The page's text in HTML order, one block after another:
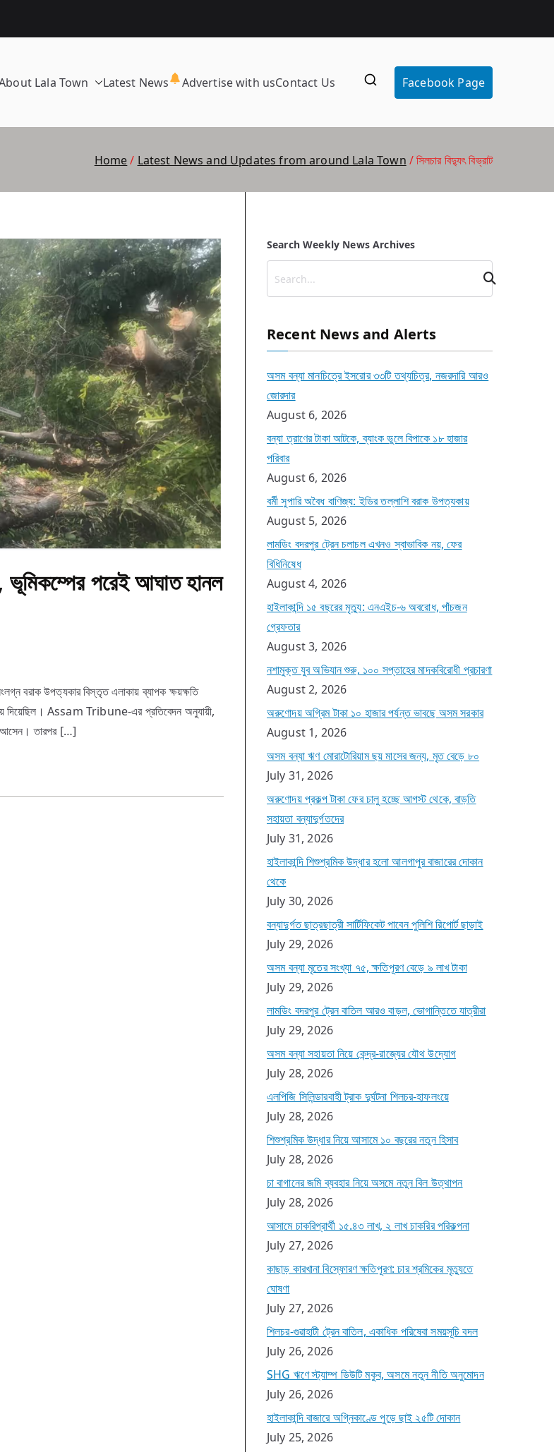
Lala Town Latest News Advertise with usContact Us Facebook Page
Home Latest News and Updates from around Lala Town সিলচার বিদ্যুৎ বিভ্রাট
ভূমিকম্পের পরেই আঘাত হানল
বরাক উপত্যকার বিস্তৃত এলাকায় ব্যাপক ক্ষয়ক্ষতি
দিয়েছিল। Assam Tribune-এর প্রতিবেদন অনুযায়ী,
আসেন। তারপর […]
Search Weekly News Archives
Recent News and Alerts
অসম বন্যা মানচিত্রে ইসরোর ৩৩টি তথ্যচিত্র, নজরদারি আরও
জোরদার
August 6, 2026
বন্যা ত্রাণের টাকা আটকে, ব্যাংক ভুলে বিপাকে ১৮ হাজার
পরিবার
August 6, 2026
বর্মী সুপারি অবৈধ বাণিজ্য: ইডির তল্লাশি বরাক উপত্যকায়
August 5, 2026
লামডিং বদরপুর ট্রেন চলাচল এখনও স্বাভাবিক নয়, ফের
বিধিনিষেধ
August 4, 2026
হাইলাকান্দি ১৫ বছরের মৃত্যু: এনএইচ-৬ অবরোধ, পাঁচজন
গ্রেফতার
August 3, 2026
নশামুক্ত যুব অভিযান শুরু, ১০০ সপ্তাহের মাদকবিরোধী প্রচারণা
August 2, 2026
অরুণোদয় অগ্রিম টাকা ১০ হাজার পর্যন্ত ভাবছে অসম সরকার
August 1, 2026
অসম বন্যা ঋণ মোরাটোরিয়াম ছয় মাসের জন্য, মৃত বেড়ে ৮০
July 31, 2026
অরুণোদয় প্রকল্প টাকা ফের চালু হচ্ছে আগস্ট থেকে, বাড়তি
সহায়তা বন্যাদুর্গতদের
July 31, 2026
হাইলাকান্দি শিশুশ্রমিক উদ্ধার হলো আলগাপুর বাজারের দোকান
থেকে
July 30, 2026
বন্যাদুর্গত ছাত্রছাত্রী সার্টিফিকেট পাবেন পুলিশি রিপোর্ট ছাড়াই
July 29, 2026
অসম বন্যা মৃতের সংখ্যা ৭৫, ক্ষতিপূরণ বেড়ে ৯ লাখ টাকা
July 29, 2026
লামডিং বদরপুর ট্রেন বাতিল আরও বাড়ল, ভোগান্তিতে যাত্রীরা
July 29, 2026
অসম বন্যা সহায়তা নিয়ে কেন্দ্র-রাজ্যের যৌথ উদ্যোগ
July 28, 2026
এলপিজি সিলিন্ডারবাহী ট্রাক দুর্ঘটনা শিলচর-হাফলংয়ে
July 28, 2026
শিশুশ্রমিক উদ্ধার নিয়ে আসামে ১০ বছরের নতুন হিসাব
July 28, 2026
চা বাগানের জমি ব্যবহার নিয়ে অসমে নতুন বিল উত্থাপন
July 28, 2026
আসামে চাকরিপ্রার্থী ১৫.৪৩ লাখ, ২ লাখ চাকরির পরিকল্পনা
July 27, 2026
কাছাড় কারখানা বিস্ফোরণ ক্ষতিপূরণ: চার শ্রমিকের মৃত্যুতে
ঘোষণা
July 27, 2026
শিলচর-গুৱাহাটী ট্রেন বাতিল, একাধিক পরিষেবা সময়সূচি বদল
July 26, 2026
SHG ঋণে স্ট্যাম্প ডিউটি মকুব, অসমে নতুন নীতি অনুমোদন
July 26, 2026
হাইলাকান্দি বাজারে অগ্নিকাণ্ডে পুড়ে ছাই ২৫টি দোকান
July 25, 2026